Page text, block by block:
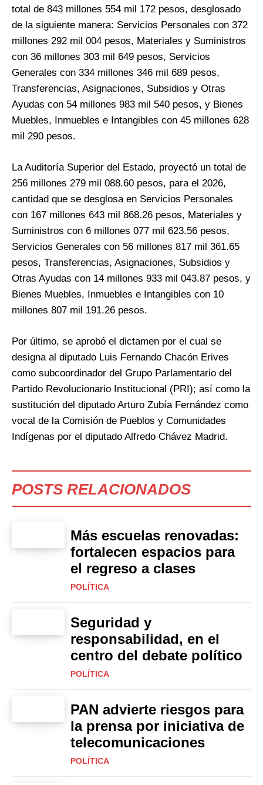
total de 843 millones 554 mil 172 pesos, desglosado
de la siguiente manera: Servicios Personales con 372
millones 292 mil 004 pesos, Materiales y Suministros
con 36 millones 303 mil 649 pesos, Servicios
Generales con 334 millones 346 mil 689 pesos,
Transferencias, Asignaciones, Subsidios y Otras
Ayudas con 54 millones 983 mil 540 pesos, y Bienes
Muebles, Inmuebles e Intangibles con 45 millones 628
mil 290 pesos.
La Auditoría Superior del Estado, proyectó un total de
256 millones 279 mil 088.60 pesos, para el 2026,
cantidad que se desglosa en Servicios Personales
con 167 millones 643 mil 868.26 pesos, Materiales y
Suministros con 6 millones 077 mil 623.56 pesos,
Servicios Generales con 56 millones 817 mil 361.65
pesos, Transferencias, Asignaciones, Subsidios y
Otras Ayudas con 14 millones 933 mil 043.87 pesos, y
Bienes Muebles, Inmuebles e Intangibles con 10
millones 807 mil 191.26 pesos.
Por último, se aprobó el dictamen por el cual se
designa al diputado Luis Fernando Chacón Erives
como subcoordinador del Grupo Parlamentario del
Partido Revolucionario Institucional (PRI); así como la
sustitución del diputado Arturo Zubía Fernández como
vocal de la Comisión de Pueblos y Comunidades
Indígenas por el diputado Alfredo Chávez Madrid.
POSTS RELACIONADOS
Más escuelas renovadas:
fortalecen espacios para
el regreso a clases
POLÍTICA
Seguridad y
responsabilidad, en el
centro del debate político
POLÍTICA
PAN advierte riesgos para
la prensa por iniciativa de
telecomunicaciones
POLÍTICA